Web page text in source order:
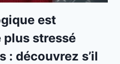
est
stressé
: découvrez s’il